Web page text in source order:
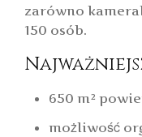
zarówno
150 osób.
650 m²
możliwość